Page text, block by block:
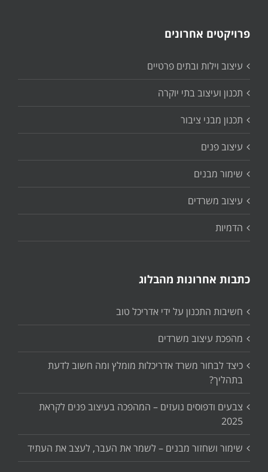
פרויקטים אחרונים
עיצוב וילות ובתים פרטיים
תכנון ועיצוב בתי יוקרה
תכנון מבני ציבור
עיצוב פנים
שימור מבנים
עיצוב משרדים
הדמיות
כתבות אחרונות מהבלוג
חשיבות התכנון על ידי אדריכל טוב
מהפכת עיצוב משרדים
כיצד לבחור משרד אדריכלות מומלץ ומה חשוב לדעת
בתהליך?
צבעים ודפוסים נועזים – המהפכה בעיצוב פנים לקראת
2025
שימור ושחזור מבנים – לשמר את העבר, לעצב את העתיד